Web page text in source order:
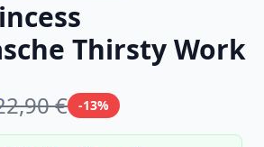
Thirsty Work
€ -13%